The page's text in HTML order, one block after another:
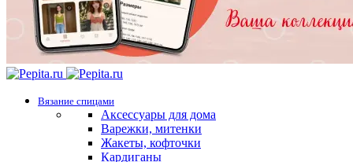
Вязание спицами
Аксессуары для дома
Варежки, митенки
Жакеты, кофточки
Кардиганы